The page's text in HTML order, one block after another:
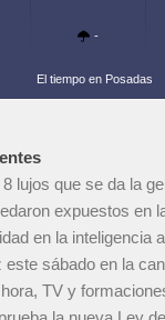
-
El tiempo en Posadas
lujos que se da la
expuestos en
en la inteligencia
este sábado en la
TV y